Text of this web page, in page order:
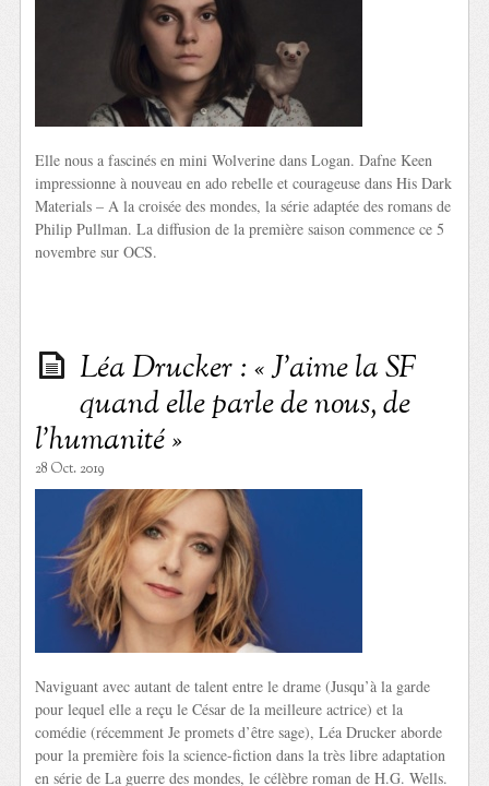
Elle nous a fascinés en mini Wolverine dans Logan. Dafne Keen
impressionne à nouveau en ado rebelle et courageuse dans His Dark
Materials – A la croisée des mondes, la série adaptée des romans de
Philip Pullman. La diffusion de la première saison commence ce 5
novembre sur OCS.
Léa Drucker : « J’aime la SF
quand elle parle de nous, de
l’humanité »
28 Oct. 2019
Naviguant avec autant de talent entre le drame (Jusqu’à la garde
pour lequel elle a reçu le César de la meilleure actrice) et la
comédie (récemment Je promets d’être sage), Léa Drucker aborde
pour la première fois la science-fiction dans la très libre adaptation
en série de La guerre des mondes, le célèbre roman de H.G. Wells.